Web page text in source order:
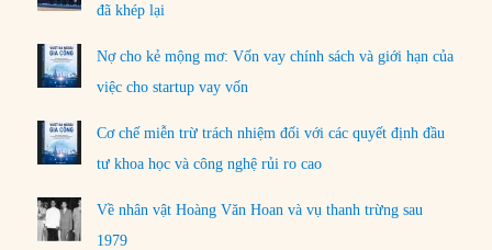
đã khép lại
Nợ cho kẻ mộng mơ: Vốn vay chính sách và giới hạn của
việc cho startup vay vốn
Cơ chế miễn trừ trách nhiệm đối với các quyết định đầu
tư khoa học và công nghệ rủi ro cao
Về nhân vật Hoàng Văn Hoan và vụ thanh trừng sau
1979